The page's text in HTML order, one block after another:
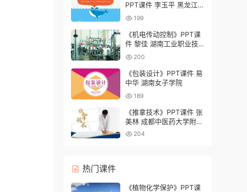
PPT课件 李玉平 黑龙江
农业工程职业学院
199
《机电传动控制》PPT课
件 黎佳 湖南工业职业技
术学院
200
《包装设计》PPT课件 易
中华 湖南女子学院
189
《推拿技术》PPT课件 张
美林 成都中医药大学附属
医院针灸学校（四川省针
204
热门课件
《植物化学保护》PPT课